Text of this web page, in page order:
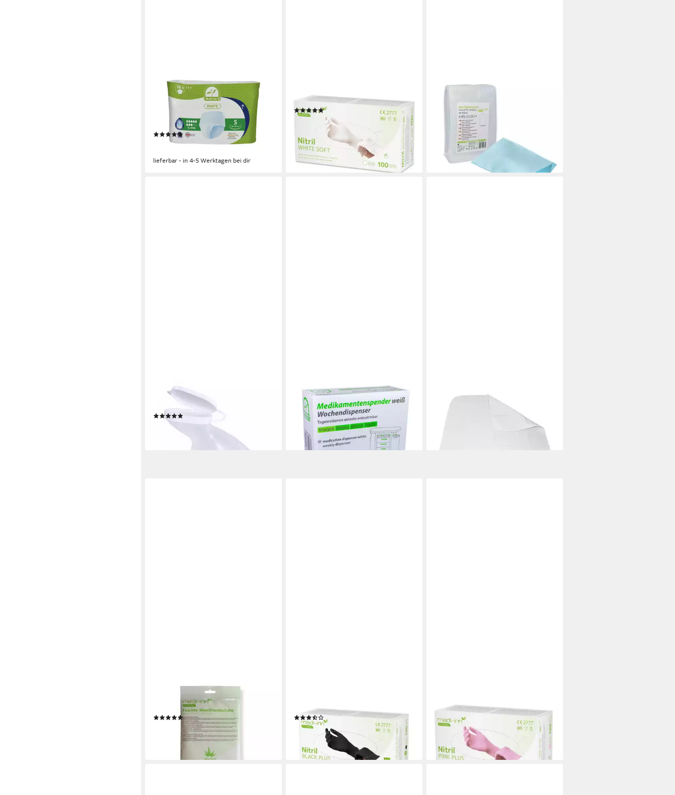
MEDI-INN
Windeln Pants SUPER Inkontinenz-
Pants, diskreter Schutz, hohe
Saugstärke (14-St), Unisex-Passform,
geruchsbindend, atmungsaktiv
(1)
ab 11,99 €
lieferbar - in 4-5 Werktagen bei dir
Einmalhandschuhe, weiß, puderfrei
(1)
ab 7,99 €
(0,08 €/ 1 Stk)
lieferbar - in 4-5 Werktagen bei dir
Waschlappen Waschhandschuhe
cm, hellblau
ab 3,99 €
(0,08 €/ 1 Stk)
lieferbar - in 4-5 Werktagen bei dir
Urin-Flasche Urinflasche PP für
Frauen, 1000 ml, milchig (1 St)
ab 3,99 €
lieferbar - in 3-4 Werktagen bei dir
Pillendose Wochendispenser 7 Tage,
weiß, 11,5 x 13 x 4,5 cm
ab 4,99 €
lieferbar - in 3-4 Werktagen bei dir
Inkontinenzauflage
Bettschutzauflage, waschbar, 90 cm
x 85 cm
MEDI-INN
Waschlappen Soft Touch Premium
Einmal-Waschhandschuhe, feucht
(2)
ab 3,90 €
(0,49 €/ 1 Stk)
schwarz, puderfrei, latexfrei
(3)
ab 5,99 €
(0,06 €/ 1 Stk)
lieferbar - in 3-4 Werktagen bei dir
Einmalhandschuhe puderfrei AQL:
1.5
ab 8,99 €
(0,09 €/ 1 Stk)
lieferbar - in 4-5 Werktagen bei dir